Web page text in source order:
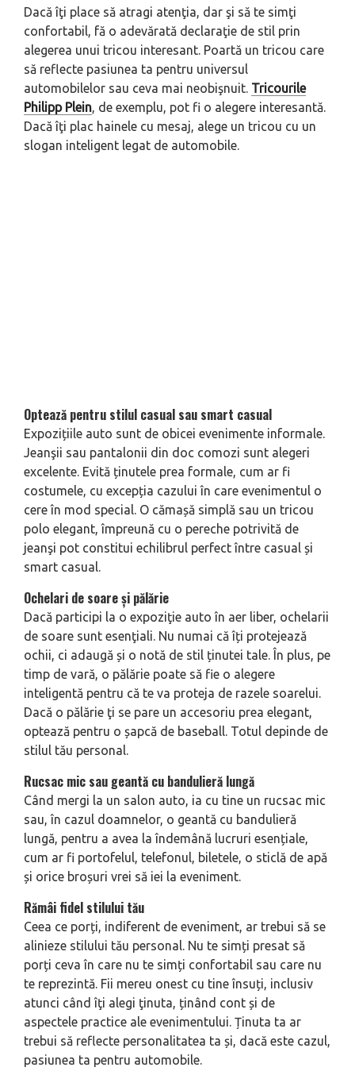
Dacă îţi place să atragi atenţia, dar şi să te simţi
confortabil, fă o adevărată declaraţie de stil prin
alegerea unui tricou interesant. Poartă un tricou care
să reflecte pasiunea ta pentru universul
automobilelor sau ceva mai neobişnuit. Tricourile
Philipp Plein, de exemplu, pot fi o alegere interesantă.
Dacă îţi plac hainele cu mesaj, alege un tricou cu un
slogan inteligent legat de automobile.
Optează pentru stilul casual sau smart casual
Expozițiile auto sunt de obicei evenimente informale.
Jeanşii sau pantalonii din doc comozi sunt alegeri
excelente. Evită ținutele prea formale, cum ar fi
costumele, cu excepția cazului în care evenimentul o
cere în mod special. O cămașă simplă sau un tricou
polo elegant, împreună cu o pereche potrivită de
jeanşi pot constitui echilibrul perfect între casual și
smart casual.
Ochelari de soare și pălărie
Dacă participi la o expoziţie auto în aer liber, ochelarii
de soare sunt esenţiali. Nu numai că îți protejează
ochii, ci adaugă și o notă de stil ținutei tale. În plus, pe
timp de vară, o pălărie poate să fie o alegere
inteligentă pentru că te va proteja de razele soarelui.
Dacă o pălărie ţi se pare un accesoriu prea elegant,
optează pentru o șapcă de baseball. Totul depinde de
stilul tău personal.
Rucsac mic sau geantă cu bandulieră lungă
Când mergi la un salon auto, ia cu tine un rucsac mic
sau, în cazul doamnelor, o geantă cu bandulieră
lungă, pentru a avea la îndemână lucruri esențiale,
cum ar fi portofelul, telefonul, biletele, o sticlă de apă
și orice broșuri vrei să iei la eveniment.
Rămâi fidel stilului tău
Ceea ce porți, indiferent de eveniment, ar trebui să se
alinieze stilului tău personal. Nu te simți presat să
porți ceva în care nu te simți confortabil sau care nu
te reprezintă. Fii mereu onest cu tine însuți, inclusiv
atunci când îţi alegi ţinuta, ținând cont și de
aspectele practice ale evenimentului. Ținuta ta ar
trebui să reflecte personalitatea ta și, dacă este cazul,
pasiunea ta pentru automobile.